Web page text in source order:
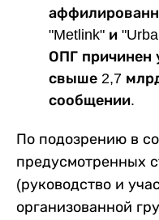
"Metlink" и
ОПГ причинен
свыше 2,7
сообщении.
По подозрению в
предусмотренных
(руководство и
организованной